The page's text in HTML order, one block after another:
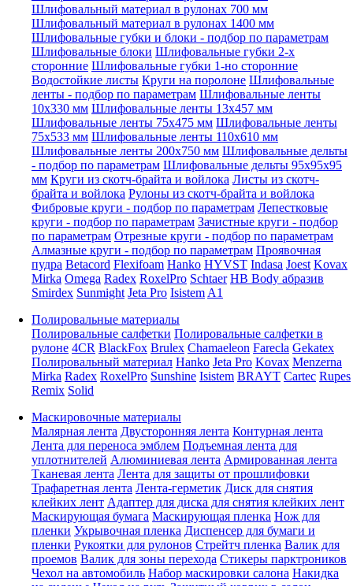
Шлифовальный материал в рулонах 700 мм
Шлифовальный материал в рулонах 1400 мм
Шлифовальные губки и блоки - подбор по параметрам
Шлифовальные блоки Шлифовальные губки 2-х
сторонние Шлифовальные губки 1-но сторонние
Водостойкие листы Круги на поролоне Шлифовальные
ленты - подбор по параметрам Шлифовальные ленты
10x330 мм Шлифовальные ленты 13x457 мм
Шлифовальные ленты 75x475 мм Шлифовальные ленты
75x533 мм Шлифовальные ленты 110x610 мм
Шлифовальные ленты 200x750 мм Шлифовальные дельты
- подбор по параметрам Шлифовальные дельты 95x95x95
мм Круги из скотч-брайта и войлока Листы из скотч-
брайта и войлока Рулоны из скотч-брайта и войлока
Фибровые круги - подбор по параметрам Лепестковые
круги - подбор по параметрам Зачистные круги - подбор
по параметрам Отрезные круги - подбор по параметрам
Алмазные круги - подбор по параметрам Проявочная
пудра Betacord Flexifoam Hanko HYVST Indasa Joest Kovax
Mirka Omega Radex RoxelPro Schtaer HB Body абразив
Smirdex Sunmight Jeta Pro Isistem A1
Полировальные материалы
Полировальные салфетки Полировальные салфетки в
рулоне 4CR BlackFox Brulex Chamaeleon Farecla Gekatex
Полировальный материал Hanko Jeta Pro Kovax Menzerna
Mirka Radex RoxelPro Sunshine Isistem BRAYT Cartec Rupes
Remix Solid
Маскировочные материалы
Малярная лента Двусторонняя лента Контурная лента
Лента для переноса эмблем Подъемная лента для
уплотнителей Алюминиевая лента Армированная лента
Тканевая лента Лента для защиты от прошлифовки
Трафаретная лента Лента-герметик Диск для снятия
клейких лент Адаптер для диска для снятия клейких лент
Маскирующая бумага Маскирующая пленка Нож для
пленки Укрывочная пленка Диспенсер для бумаги и
пленки Рукоятки для рулонов Стрейтч пленка Валик для
проемов Валик для зоны перехода Стикеры парктроников
Чехол на автомобиль Набор маскировки салона Накидка